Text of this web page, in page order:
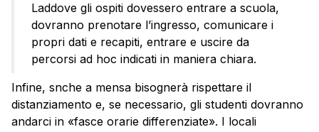
Laddove gli ospiti dovessero entrare a scuola,
dovranno prenotare l’ingresso, comunicare i
propri dati e recapiti, entrare e uscire da
percorsi ad hoc indicati in maniera chiara.
Infine, snche a mensa bisognerà rispettare il
distanziamento e, se necessario, gli studenti dovranno
andarci in «fasce orarie differenziate». I locali